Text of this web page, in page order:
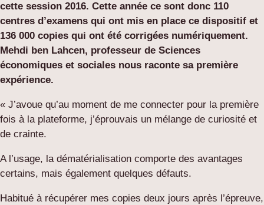
cette session 2016. Cette année ce sont donc 110
centres d’examens qui ont mis en place ce dispositif et
136 000 copies qui ont été corrigées numériquement.
Mehdi ben Lahcen, professeur de Sciences
économiques et sociales nous raconte sa première
expérience.
« J’avoue qu’au moment de me connecter pour la première
fois à la plateforme, j’éprouvais un mélange de curiosité et
de crainte.
A l’usage, la dématérialisation comporte des avantages
certains, mais également quelques défauts.
Habitué à récupérer mes copies deux jours après l’épreuve,